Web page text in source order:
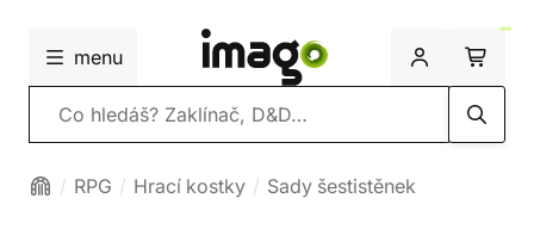
menu
Vyhledávání
RPG Hrací kostky Sady šestistěnek